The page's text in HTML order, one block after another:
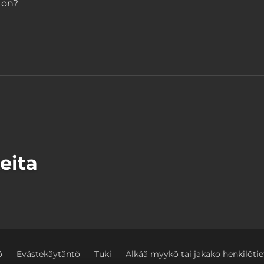
Evästekäytäntö Tuki Älkää myykö tai jakako